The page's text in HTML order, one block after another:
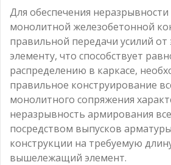
Для обеспечения
монолитной железобетонной
правильной передачи усилий от
элементу, что способствует
распределению в каркасе,
правильное конструирование
монолитного сопряжения
неразрывность армирования
посредством выпусков
конструкции на требуемую
вышележащий элемент.